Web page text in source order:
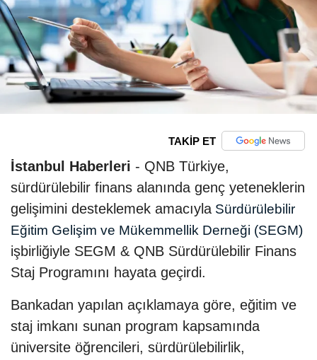
TAKİP ET
İstanbul Haberleri - QNB Türkiye,
sürdürülebilir finans alanında genç yeteneklerin
gelişimini desteklemek amacıylaSürdürülebilir
Eğitim Gelişim ve Mükemmellik Derneği (SEGM)
işbirliğiyle SEGM & QNB Sürdürülebilir Finans
Staj Programını hayata geçirdi.
Bankadan yapılan açıklamaya göre, eğitim ve
staj imkanı sunan program kapsamında
üniversite öğrencileri, sürdürülebilirlik,